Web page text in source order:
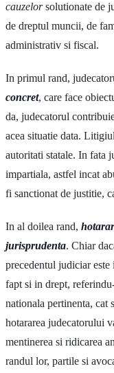
cauzelorsolutionate de
de dreptul muncii, de
administrativ si fiscal.
In primul rand,
concret, care face
da, judecatorul
acea situatie data.
autoritati statale. In fata
impartiala, astfel incat
fi sanctionat de justitie,
In al doilea rand,
jurisprudenta. Chiar
precedentul judiciar
fapt si in drept,
nationala pertinenta, cat
hotararea judecatorului
mentinerea si ridicarea
randul lor, partile si